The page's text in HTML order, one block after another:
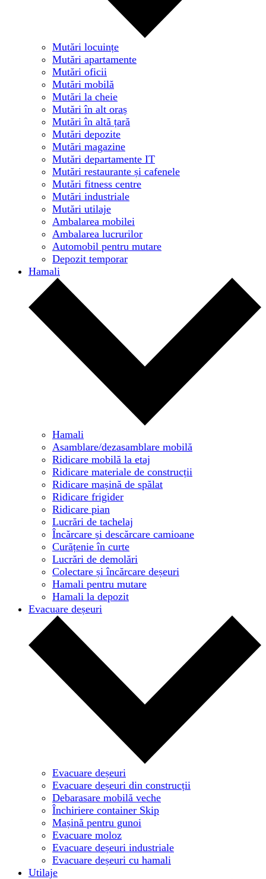
Mutări locuințe
Mutări apartamente
Mutări oficii
Mutări mobilă
Mutări la cheie
Mutări în alt oraș
Mutări în altă țară
Mutări depozite
Mutări magazine
Mutări departamente IT
Mutări restaurante și cafenele
Mutări fitness centre
Mutări industriale
Mutări utilaje
Ambalarea mobilei
Ambalarea lucrurilor
Automobil pentru mutare
Depozit temporar
Hamali
Hamali
Asamblare/dezasamblare mobilă
Ridicare mobilă la etaj
Ridicare materiale de construcții
Ridicare mașină de spălat
Ridicare frigider
Ridicare pian
Lucrări de tachelaj
Încărcare și descărcare camioane
Curățenie în curte
Lucrări de demolări
Colectare și încărcare deșeuri
Hamali pentru mutare
Hamali la depozit
Evacuare deșeuri
Evacuare deșeuri
Evacuare deșeuri din construcții
Debarasare mobilă veche
Închiriere container Skip
Mașină pentru gunoi
Evacuare moloz
Evacuare deșeuri industriale
Evacuare deșeuri cu hamali
Utilaje